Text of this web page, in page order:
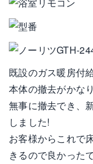
既設のガス暖房付
本体の撤去がかな
無事に撤去でき、
しました!
お客様からこれで
きるので良かったで